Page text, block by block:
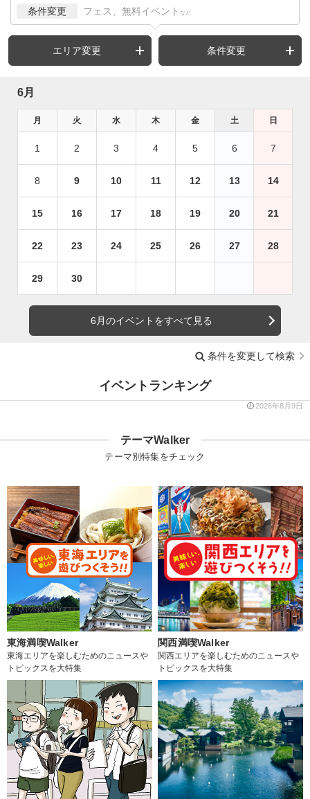
条件変更 フェス、無料イベント など
エリア変更 条件変更
6月
月 火 水 木 金 土 日
1 2 3 4 5 6 7
8 9 10 11 12 13 14
15 16 17 18 19 20 21
22 23 24 25 26 27 28
29 30
6月のイベントをすべて見る
条件を変更して検索
イベントランキング
2026年8月9日
テーマWalker
テーマ別特集をチェック
東海満喫Walker
東海エリアを楽しむためのニュースや
トピックスを大特集
関西満喫Walker
関西エリアを楽しむためのニュースや
トピックスを大特集